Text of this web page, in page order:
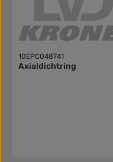
10EPC048741
Axialdichtring